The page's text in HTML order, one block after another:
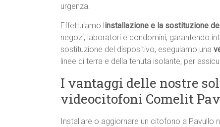
urgenza.
Effettuiamo l installazione e la sostituzione
negozi, laboratori e condomini, garantendo
sostituzione del dispositivo, eseguiamo una
linee di terra e della tenuta isolante, per
I vantaggi delle nostre
videocitofoni Comelit
Installare o aggiornare un citofono a Pavullo